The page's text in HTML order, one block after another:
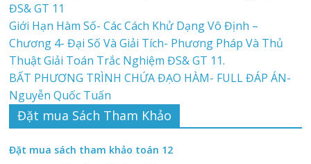
ĐS& GT 11
Giới Hạn Hàm Số- Các Cách Khử Dạng Vô Định –
Chương 4- Đại Số Và Giải Tích- Phương Pháp Và Thủ
Thuật Giải Toán Trắc Nghiệm ĐS& GT 11.
BẤT PHƯƠNG TRÌNH CHỨA ĐẠO HÀM- FULL ĐÁP ÁN-
Nguyễn Quốc Tuấn
Đặt mua Sách Tham Khảo
Đặt mua sách tham khảo toán 12